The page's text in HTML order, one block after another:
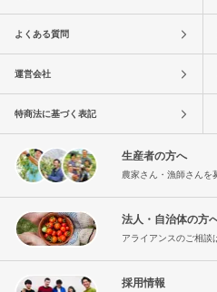
よくある質問
運営会社
特商法に基づく表記
生産者の方へ
農家さん・漁師さんを
法人・自治体の方
アライアンスのご相談
採用情報